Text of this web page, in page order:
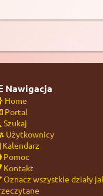
Nawigacja
Home
Portal
Szukaj
Użytkownicy
Kalendarz
Pomoc
Kontakt
Oznacz wszystkie działy